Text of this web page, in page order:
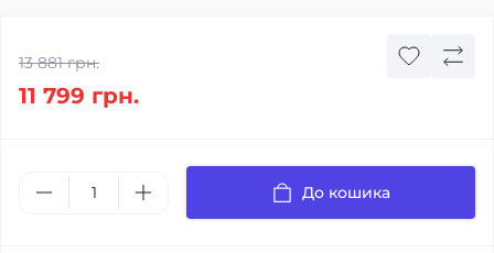
13 881 грн.
11 799 грн.
До кошика